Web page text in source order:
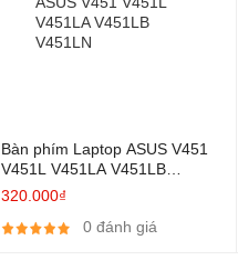
Bàn phím Laptop ASUS V451
V451L V451LA V451LB
V451LN
320.000₫
0 đánh giá